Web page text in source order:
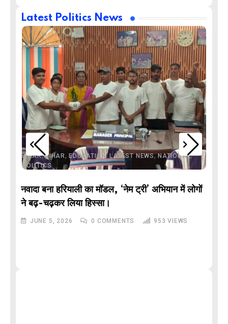
Latest Politics News
BIHAR,BIHAR, EDUCATION,LATEST NEWS,NATIONAL,
POLITICS
नवादा बना हरियाली का मॉडल, ‘नेम ट्री’ अभियान में लोगों
ने बढ़-चढ़कर लिया हिस्सा।
JUNE 5, 2026 0 COMMENTS 953 VIEWS